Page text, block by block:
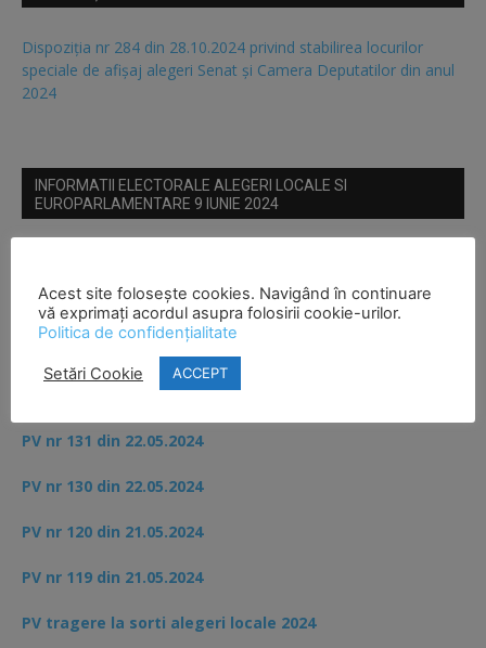
Dispoziția nr 284 din 28.10.2024 privind stabilirea locurilor
speciale de afișaj alegeri Senat și Camera Deputatilor din anul
2024
INFORMATII ELECTORALE ALEGERI LOCALE SI
EUROPARLAMENTARE 9 IUNIE 2024
PV nr 139 din 23.05.2024
Circulară BEC nr 61 din 29.04.2024
Hotărâre BEC nr 59 din 27.04.2024 – urnă specială
PV nr 131 din 22.05.2024
PV nr 130 din 22.05.2024
PV nr 120 din 21.05.2024
PV nr 119 din 21.05.2024
PV tragere la sorti alegeri locale 2024
Acest site folosește cookies. Navigând în continuare
vă exprimați acordul asupra folosirii cookie-urilor.
Politica de confidențialitate
Setări Cookie ACCEPT